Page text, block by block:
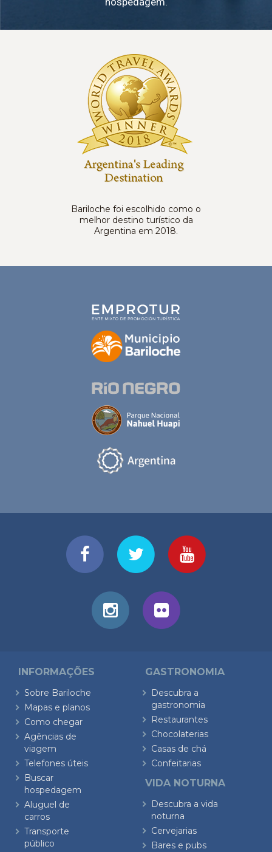
Bariloche foi escolhido como o
melhor destino turístico da
Argentina em 2018.
INFORMAÇÕES
Sobre Bariloche
Mapas e planos
Como chegar
Agências de
viagem
Telefones úteis
Buscar
hospedagem
Aluguel de
carros
Transporte
público
GASTRONOMIA
Descubra a
gastronomia
Restaurantes
Chocolaterias
Casas de chá
Confeitarias
VIDA NOTURNA
Descubra a vida
noturna
Cervejarias
Bares e pubs